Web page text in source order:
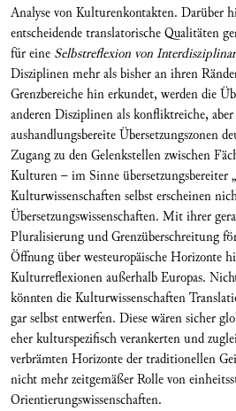
Analyse von Kulturenkontakten. Darüber
entscheidende translatorische Qualitäten
für eine Selbstreflexion von
Disziplinen mehr als bisher an ihren
Grenzbereiche hin erkundet, werden die
anderen Disziplinen als konfliktreiche,
aushandlungsbereite Übersetzungszonen
Zugang zu den Gelenkstellen zwischen
Kulturen – im Sinne übersetzungsbereiter
Kulturwissenschaften selbst erscheinen
Übersetzungswissenschaften. Mit ihrer
Pluralisierung und Grenzüberschreitung
Öffnung über westeuropäische Horizonte
Kulturreflexionen außerhalb Europas.
könnten die Kulturwissenschaften
gar selbst entwerfen. Diese wären sicher
eher kulturspezifisch verankerten und
verbrämten Horizonte der traditionellen
nicht mehr zeitgemäßer Rolle von
Orientierungswissenschaften.